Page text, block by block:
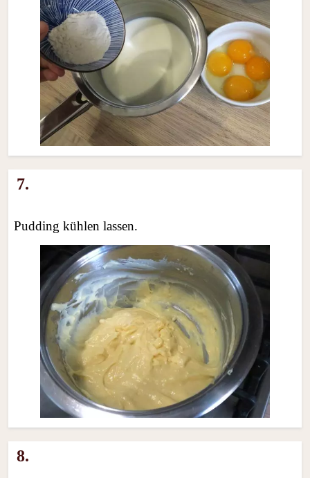
7.
Pudding kühlen lassen.
8.